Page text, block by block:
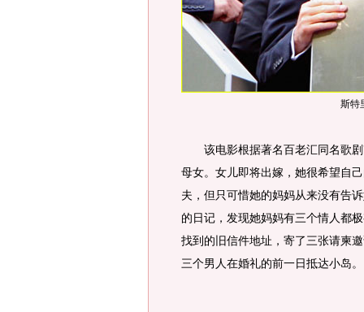
斯特
该电影根据著名百老汇同名歌剧
母女。女儿即将出嫁，她很希望自
夫，但只可惜她的妈妈从来没有告
的日记，发现她妈妈有三个情人都
找到的旧信件地址，寄了三张请柬
三个男人在婚礼的前一日抵达小岛。